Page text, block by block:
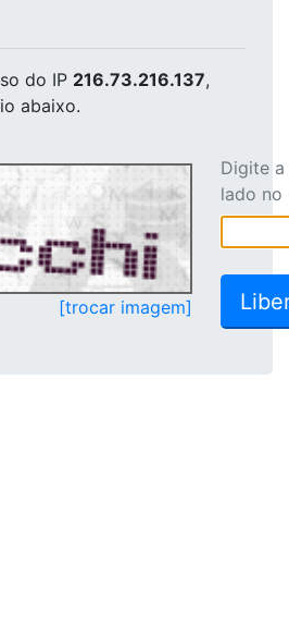
do IP 216.73.216.137,
abaixo.
[trocar imagem]
Digite
lado no